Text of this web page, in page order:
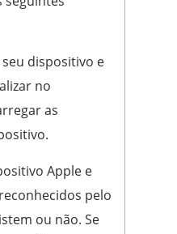
dispositivo e
no
as
Apple e
pelo
ou não. Se